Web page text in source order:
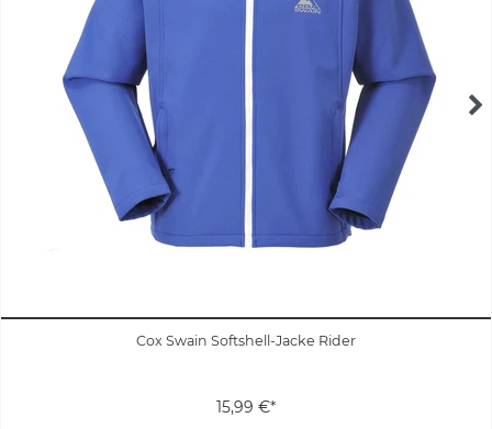
Cox Swain Softshell-Jacke Rider
15,99 €*